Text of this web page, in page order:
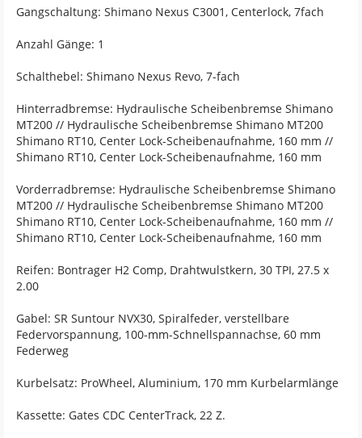
Gangschaltung: Shimano Nexus C3001, Centerlock, 7fach
Anzahl Gänge: 1
Schalthebel: Shimano Nexus Revo, 7-fach
Hinterradbremse: Hydraulische Scheibenbremse Shimano
MT200 // Hydraulische Scheibenbremse Shimano MT200
Shimano RT10, Center Lock-Scheibenaufnahme, 160 mm //
Shimano RT10, Center Lock-Scheibenaufnahme, 160 mm
Vorderradbremse: Hydraulische Scheibenbremse Shimano
MT200 // Hydraulische Scheibenbremse Shimano MT200
Shimano RT10, Center Lock-Scheibenaufnahme, 160 mm //
Shimano RT10, Center Lock-Scheibenaufnahme, 160 mm
Reifen: Bontrager H2 Comp, Drahtwulstkern, 30 TPI, 27.5 x
2.00
Gabel: SR Suntour NVX30, Spiralfeder, verstellbare
Federvorspannung, 100-mm-Schnellspannachse, 60 mm
Federweg
Kurbelsatz: ProWheel, Aluminium, 170 mm Kurbelarmlänge
Kassette: Gates CDC CenterTrack, 22 Z.